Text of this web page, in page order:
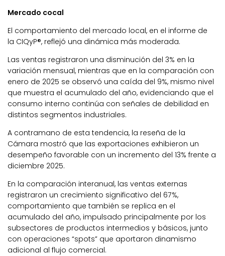
Mercado cocal
El comportamiento del mercado local, en el informe de
la CIQyP®, reflejó una dinámica más moderada.
Las ventas registraron una disminución del 3% en la
variación mensual, mientras que en la comparación con
enero de 2025 se observó una caída del 9%, mismo nivel
que muestra el acumulado del año, evidenciando que el
consumo interno continúa con señales de debilidad en
distintos segmentos industriales.
A contramano de esta tendencia, la reseña de la
Cámara mostró que las exportaciones exhibieron un
desempeño favorable con un incremento del 13% frente a
diciembre 2025.
En la comparación interanual, las ventas externas
registraron un crecimiento significativo del 67%,
comportamiento que también se replica en el
acumulado del año, impulsado principalmente por los
subsectores de productos intermedios y básicos, junto
con operaciones “spots” que aportaron dinamismo
adicional al flujo comercial.